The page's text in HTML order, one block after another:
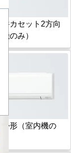
カセット2方向
のみ）
掛形（室内機の